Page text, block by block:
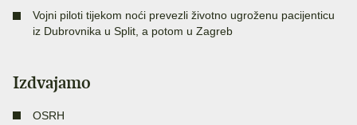
Vojni piloti tijekom noći prevezli životno ugroženu pacijenticu
iz Dubrovnika u Split, a potom u Zagreb
Izdvajamo
OSRH